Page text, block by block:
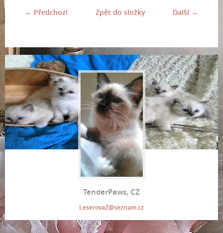
← Předchozí Další →
Zpět do složky
TenderPaws, CZ
LeserovaZ@seznam.cz